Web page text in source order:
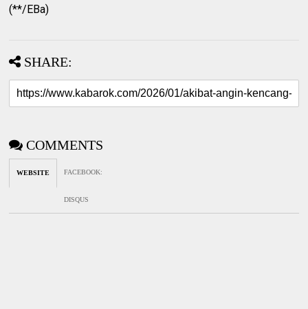
(**/EBa)
SHARE:
COMMENTS
WEBSITE FACEBOOK:
DISQUS